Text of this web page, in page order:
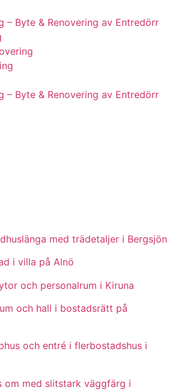
– Byte & Renovering av Entredörr
– Byte & Renovering av Entredörr
med trädetaljer i Bergsjön
i villa på Alnö
och personalrum i Kiruna
och hall i bostadsrätt på
och entré i flerbostadshus i
om med slitstark väggfärg i